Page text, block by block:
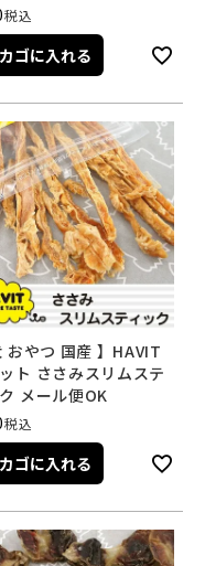
税込
カゴに入れる
おやつ 国産 】HAVIT
ト ささみスリムステ
メール便OK
税込
カゴに入れる